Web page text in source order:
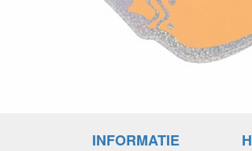
INFORMATIE